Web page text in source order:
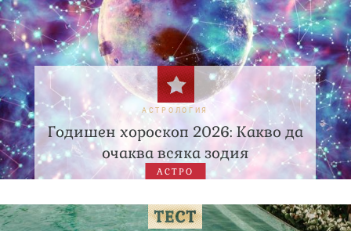
АСТРОЛОГИЯ
Годишен хороскоп 2026: Какво да
очаква всяка зодия
АСТРО